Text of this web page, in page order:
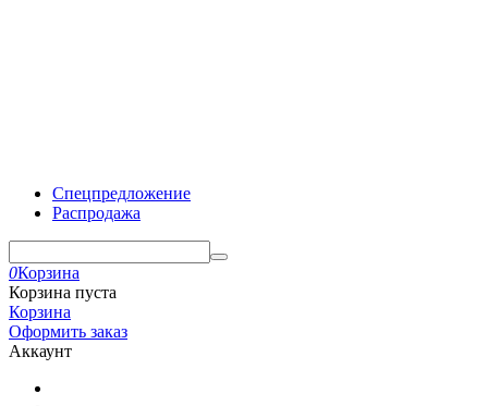
Спецпредложение
Распродажа
0Корзина
Корзина пуста
Корзина
Оформить заказ
Аккаунт